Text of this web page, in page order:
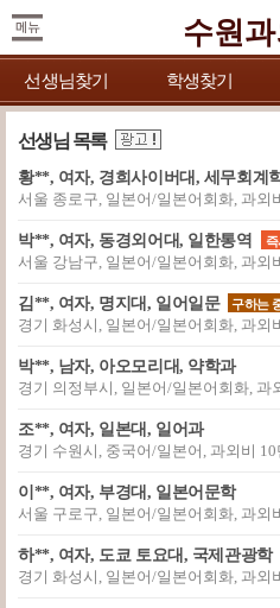
수원과
선생님찾기 학생찾기
선생님 목록
황**, 여자, 경희사이버대, 세무회계
서울 종로구, 일본어/일본어회화, 과외
박**, 여자, 동경외어대, 일한통역
서울 강남구, 일본어/일본어회화, 과외
김**, 여자, 명지대, 일어일문 구하는
경기 화성시, 일본어/일본어회화, 과외
박**, 남자, 아오모리대, 약학과
경기 의정부시, 일본어/일본어회화, 과
조**, 여자, 일본대, 일어과
경기 수원시, 중국어/일본어, 과외비
이**, 여자, 부경대, 일본어문학
서울 구로구, 일본어/일본어회화, 과외
하**, 여자, 도쿄 토요대, 국제관광학
경기 화성시, 일본어/일본어회화, 과외